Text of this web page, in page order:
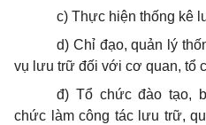
c) Thực hiện thống kê
d) Chỉ đạo, quản lý
vụ lưu trữ đối với cơ quan, tổ
đ) Tổ chức đào tạo,
chức làm công tác lưu trữ,